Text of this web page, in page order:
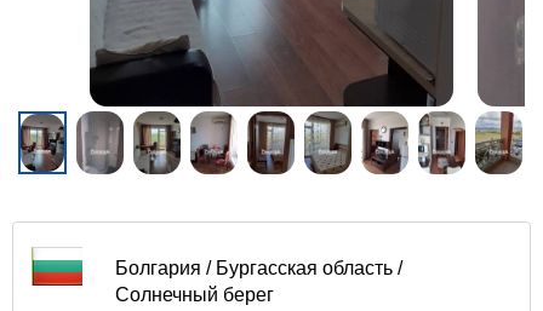
Болгария / Бургасская область /
Солнечный берег